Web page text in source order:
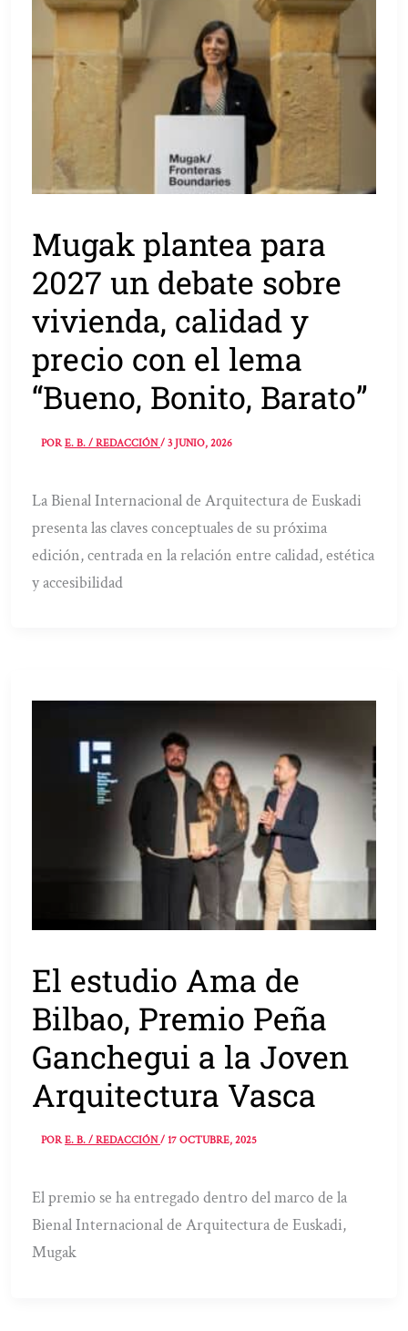
Mugak plantea para
2027 un debate sobre
vivienda, calidad y
precio con el lema
“Bueno, Bonito, Barato”
PORE. B. / REDACCIÓN/3 JUNIO, 2026
La Bienal Internacional de Arquitectura de Euskadi
presenta las claves conceptuales de su próxima
edición, centrada en la relación entre calidad, estética
y accesibilidad
El estudio Ama de
Bilbao, Premio Peña
Ganchegui a la Joven
Arquitectura Vasca
PORE. B. / REDACCIÓN/17 OCTUBRE, 2025
El premio se ha entregado dentro del marco de la
Bienal Internacional de Arquitectura de Euskadi,
Mugak